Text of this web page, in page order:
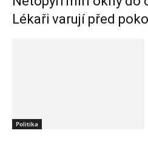
Lékaři varují před
Politika